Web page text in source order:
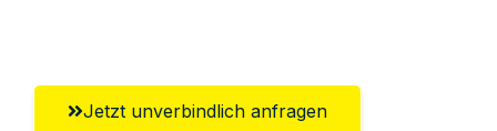
Jetzt unverbindlich anfragen